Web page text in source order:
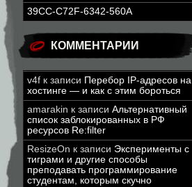
39CC-C72F-6342-560A
КОММЕНТАРИИ
v4f к записи Перебор IP-адресов на
хостинге — и как с этим бороться
amarakin к записи Альтернативный
список заблокированных в РФ
ресурсов Re:filter
ResizeOn к записи Эксперименты с
тиграми и другие способы
преподавать программирование
студентам, которым скучно